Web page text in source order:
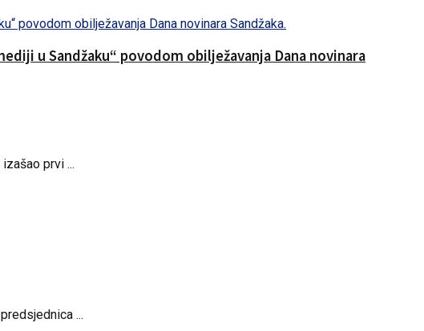
u Sandžaku“ povodom obilježavanja Dana novinara
prvi ...
...